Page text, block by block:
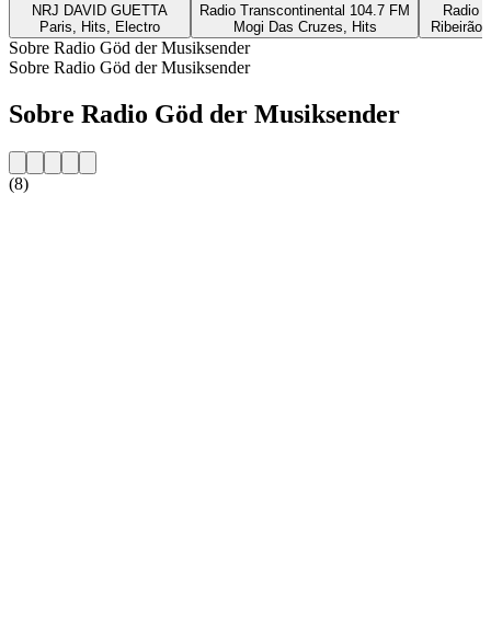
NRJ DAVID GUETTA
Paris, Hits, Electro
Radio Transcontinental 104.7 FM
Mogi Das Cruzes, Hits
Radio
Ribeirão
Sobre Radio Göd der Musiksender
Sobre Radio Göd der Musiksender
Sobre Radio Göd der Musiksender
(8)